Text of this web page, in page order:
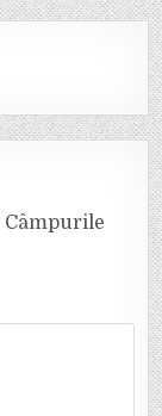
Câmpurile